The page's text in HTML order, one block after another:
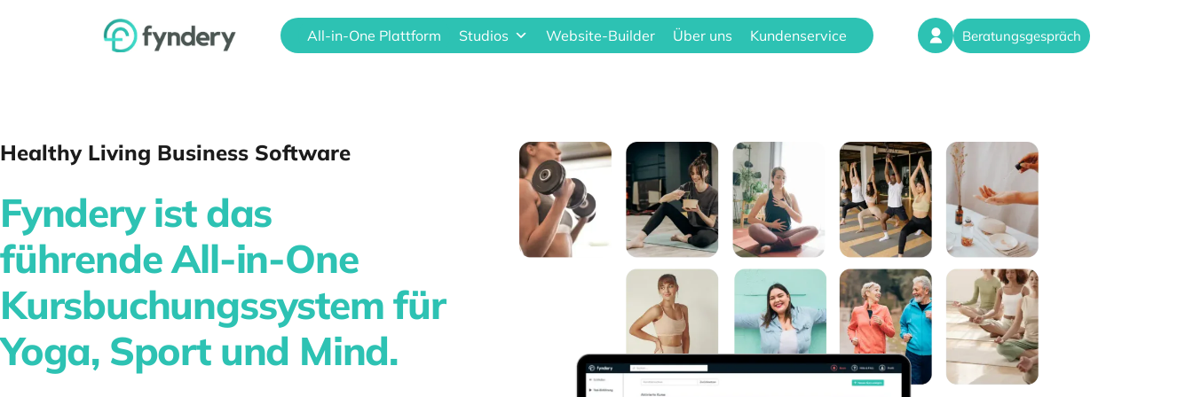
All-in-One Plattform Studios Website-Builder Über uns Kundenservice Beratungsgespräch
Healthy Living Business Software
Fyndery ist das
führende All-in-One
Kursbuchungssystem für
Yoga, Sport und Mind.